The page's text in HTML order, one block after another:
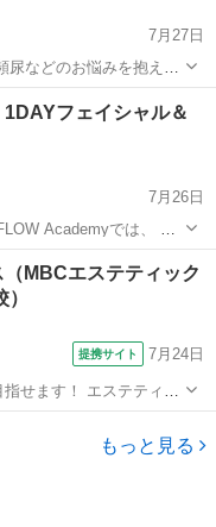
7月27日
部位な
底筋
1DAYフェイシャル＆
7月26日
く、 受講後すぐにサロ
ンメニューとして導入できる実践講座を開催しています。 お顔の産...
MBCエステティック
提携サイト 7月24日
せます！ エステティシ
の充実したカリキュラ
もっと見る